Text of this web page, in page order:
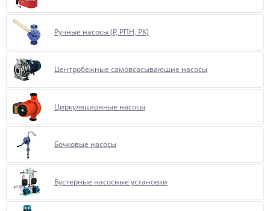
Ручные насосы (Р, РПН, РК)
Центробежные самовсасывающие насосы
Циркуляционные насосы
Бочковые насосы
Бустерные насосные установки